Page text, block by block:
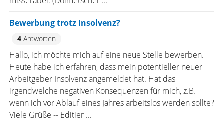
Bewerbung trotz Insolvenz?
4Antworten
Hallo, ich möchte mich auf eine neue Stelle bewerben.
Heute habe ich erfahren, dass mein potentieller neuer
Arbeitgeber Insolvenz angemeldet hat. Hat das
irgendwelche negativen Konsequenzen für mich, z.B.
wenn ich vor Ablauf eines Jahres arbeitslos werden sollte?
Viele Grüße -- Editier ...